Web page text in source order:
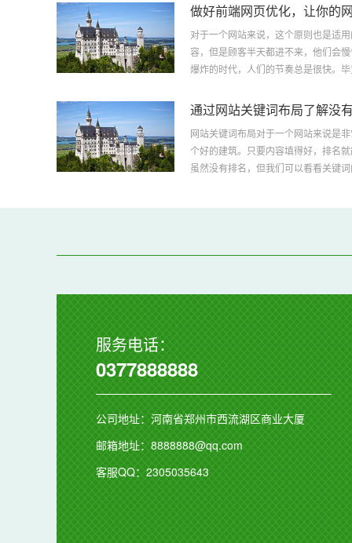
做好前端网页优化，让你的网站浏
对于一个网站来说，这个原则也是适
容，但是顾客半天都进不来，他们会
爆炸的时代，人们的节奏总是很快。毕
通过网站关键词布局了解没有首页排
网站关键词布局对于一个网站来说是
个好的建筑。只要内容填得好，排名
虽然没有排名，但我们可以看看关键词
服务电话：
0377888888
公司地址：河南省郑州市西流湖区商业大厦
邮箱地址：8888888@qq.com
客服QQ：2305035643